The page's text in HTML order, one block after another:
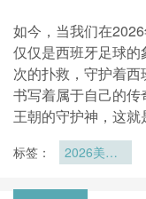
如今，当我们在
仅仅是西班牙足球
次的扑救，守护着西
书写着属于自己的
王朝的守护神，这就
标签：
2026美加
照摄像规则